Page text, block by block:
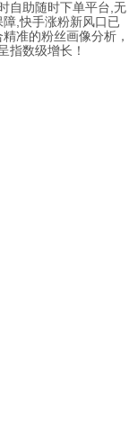
自助随时下单平台,无
,快手涨粉新风口已
准的粉丝画像分析，
指数级增长！